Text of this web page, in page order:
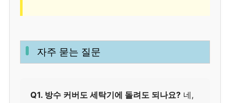
자주 묻는 질문
Q1. 방수 커버도 세탁기에 돌려도 되나요? 네,